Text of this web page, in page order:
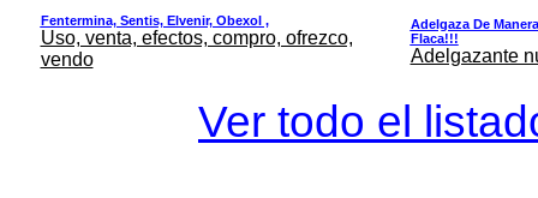
Fentermina, Sentis, Elvenir, Obexol ,
Uso, venta, efectos, compro, ofrezco,
vendo
Adelgaza De
Flaca!!!
Adelgazante
Ver todo el